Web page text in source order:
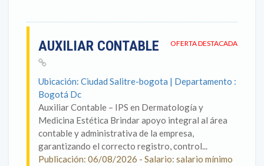
OFERTA DESTACADA
AUXILIAR CONTABLE
Ubicación: Ciudad Salitre-bogota | Departamento :
Bogotá Dc
Auxiliar Contable – IPS en Dermatología y
Medicina Estética Brindar apoyo integral al área
contable y administrativa de la empresa,
garantizando el correcto registro, control...
Publicación: 06/08/2026 - Salario: salario mínimo